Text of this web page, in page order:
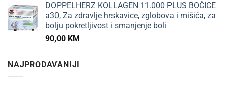
DOPPELHERZ KOLLAGEN 11.000 PLUS BOČICE
a30, Za zdravlje hrskavice, zglobova i mišića, za
bolju pokretljivost i smanjenje boli
90,00 KM
NAJPRODAVANIJI